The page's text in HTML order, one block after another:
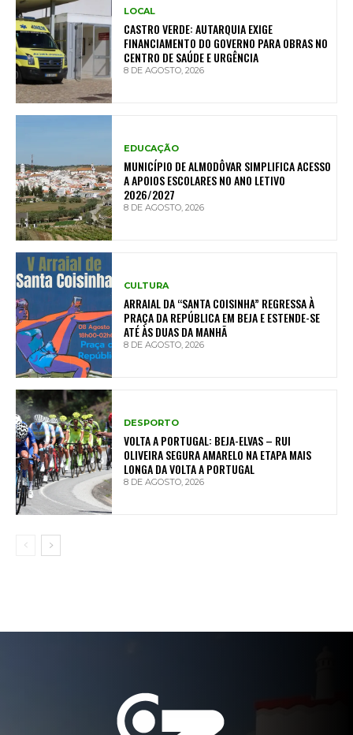
LOCAL
CASTRO VERDE: AUTARQUIA EXIGE
FINANCIAMENTO DO GOVERNO PARA OBRAS NO
CENTRO DE SAÚDE E URGÊNCIA
8 DE AGOSTO, 2026
EDUCAÇÃO
MUNICÍPIO DE ALMODÔVAR SIMPLIFICA ACESSO
A APOIOS ESCOLARES NO ANO LETIVO
2026/2027
8 DE AGOSTO, 2026
CULTURA
ARRAIAL DA “SANTA COISINHA” REGRESSA À
PRAÇA DA REPÚBLICA EM BEJA E ESTENDE-SE
ATÉ ÀS DUAS DA MANHÃ
8 DE AGOSTO, 2026
DESPORTO
VOLTA A PORTUGAL: BEJA-ELVAS – RUI
OLIVEIRA SEGURA AMARELO NA ETAPA MAIS
LONGA DA VOLTA A PORTUGAL
8 DE AGOSTO, 2026